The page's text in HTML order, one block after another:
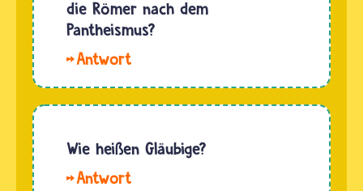
im
nur ein
Gott
verehrt
es im…
die Römer nach dem
Pantheismus?
Nein,
und
im
Wie heißen Gläubige?